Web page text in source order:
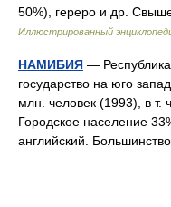
50%), гереро и др.
Иллюстрированный
НАМИБИЯ —
государство на юго
млн. человек (1993), в т.
Городское население
английский.